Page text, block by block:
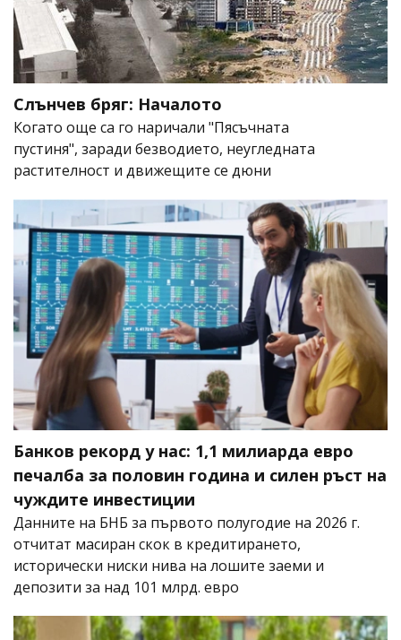
Слънчев бряг: Началото
Когато още са го наричали "Пясъчната
пустиня", заради безводието, неугледната
растителност и движещите се дюни
Банков рекорд у нас: 1,1 милиарда евро
печалба за половин година и силен ръст на
чуждите инвестиции
Данните на БНБ за първото полугодие на 2026 г.
отчитат масиран скок в кредитирането,
исторически ниски нива на лошите заеми и
депозити за над 101 млрд. евро